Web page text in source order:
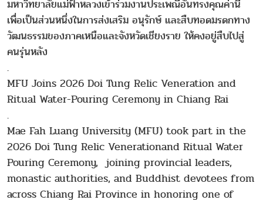
มหาวิทยาลัยแม่ฟ้าหลวงเข้าร่วมงานประเพณีอันทรงคุณค่านี้
เพื่อเป็นส่วนหนึ่งในการส่งเสริม อนุรักษ์ และสืบทอดมรดกทาง
วัฒนธรรมของภาคเหนือและจังหวัดเชียงราย ให้คงอยู่สืบไปสู่
คนรุ่นหลัง
.
MFU Joins 2026 Doi Tung Relic Veneration and
Ritual Water-Pouring Ceremony in Chiang Rai
.
Mae Fah Luang University (MFU) took part in the
2026 Doi Tung Relic Venerationand Ritual Water
Pouring Ceremony, joining provincial leaders,
monastic authorities, and Buddhist devotees from
across Chiang Rai Province in honoring one of